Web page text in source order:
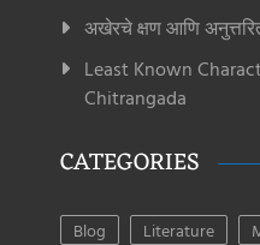
अखेरचे क्षण आणि
Least Known
Chitrangada
CATEGORIES
Blog Literature